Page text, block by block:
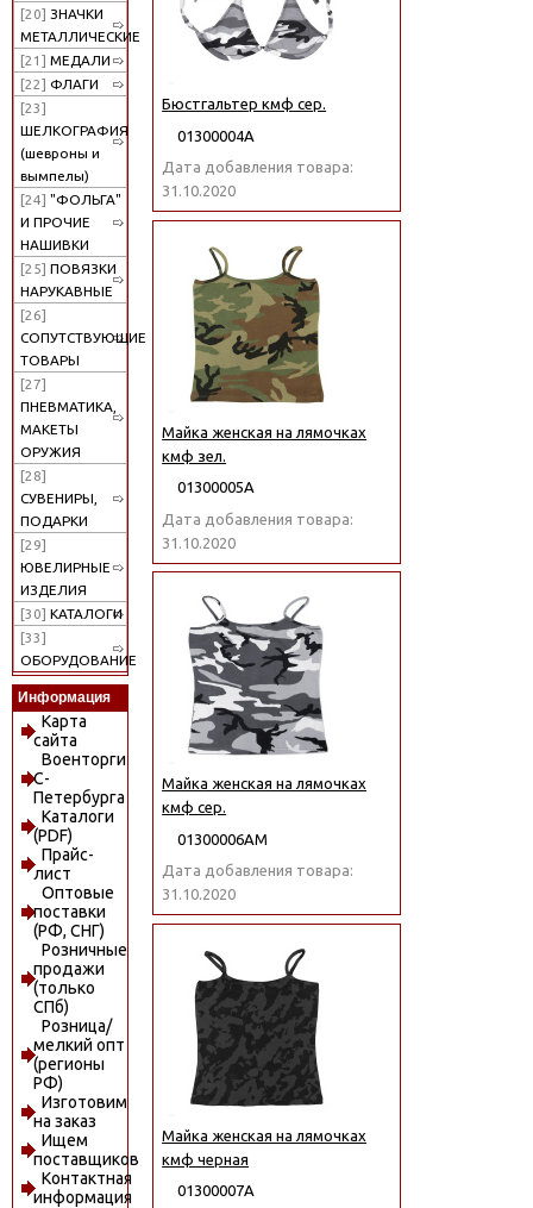
[20] ЗНАЧКИ
МЕТАЛЛИЧЕСКИЕ
[21] МЕДАЛИ
[22] ФЛАГИ
[23]
ШЕЛКОГРАФИЯ
(шевроны и
вымпелы)
[24] "ФОЛЬГА"
И ПРОЧИЕ
НАШИВКИ
[25] ПОВЯЗКИ
НАРУКАВНЫЕ
[26]
СОПУТСТВУЮЩИЕ
ТОВАРЫ
[27]
ПНЕВМАТИКА,
МАКЕТЫ
ОРУЖИЯ
[28]
СУВЕНИРЫ,
ПОДАРКИ
[29]
ЮВЕЛИРНЫЕ
ИЗДЕЛИЯ
[30] КАТАЛОГИ
[33]
ОБОРУДОВАНИЕ
Информация
Карта
сайта
Военторги
С-
Петербурга
Каталоги
(PDF)
Прайс-
лист
Оптовые
поставки
(РФ, СНГ)
Розничные
продажи
(только
СПб)
Розница/
мелкий опт
(регионы
РФ)
Изготовим
на заказ
Ищем
поставщиков
Контактная
информация
Бюстгальтер кмф сер.
01300004А
Дата добавления товара:
31.10.2020
Майка женская на лямочках
кмф зел.
01300005А
Дата добавления товара:
31.10.2020
Майка женская на лямочках
кмф сер.
01300006АМ
Дата добавления товара:
31.10.2020
Майка женская на лямочках
кмф черная
01300007А